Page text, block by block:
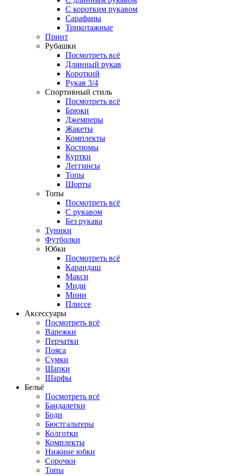
С коротким рукавом
Сарафаны
Трикотажные
Принт
Рубашки
Посмотреть всё
Длинный рукав
Короткий
Рукав 3/4
Спортивный стиль
Посмотреть всё
Брюки
Джемперы
Жакеты
Комплекты
Костюмы
Куртки
Леггинсы
Топы
Шорты
Топы
Посмотреть всё
C рукавом
Без рукава
Туники
Футболки
Юбки
Посмотреть всё
Карандаш
Макси
Миди
Мини
Плиссе
Аксессуары
Посмотреть всё
Варежки
Перчатки
Пояса
Сумки
Шапки
Шарфы
Бельё
Посмотреть всё
Бандалетки
Боди
Бюстгальтеры
Колготки
Комплекты
Нижние юбки
Сорочки
Топы